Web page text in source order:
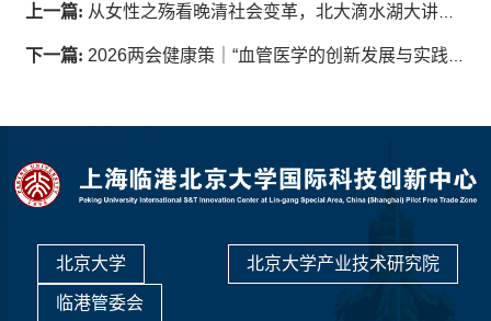
上一篇: 从女性之殇看晚清社会变革，北大滴水湖大讲堂第三十二讲顺利举办
下一篇: 2026两会健康策｜“血管医学的创新发展与实践” 主题直播顺利举办
北京大学 北京大学产业技术研究院
临港管委会